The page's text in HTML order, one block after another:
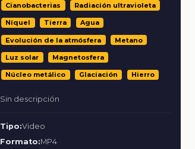
Cianobacterias Radiación ultravioleta
Níquel Tierra Agua
Evolución de la atmósfera Metano
Luz solar Magnetosfera
Núcleo metálico Glaciación Hierro
Sin descripción
Tipo:Video
Formato:MP4